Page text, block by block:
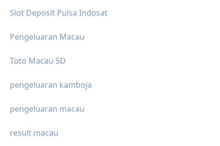
Slot Deposit Pulsa Indosat
Pengeluaran Macau
Toto Macau 5D
pengeluaran kamboja
pengeluaran macau
result macau